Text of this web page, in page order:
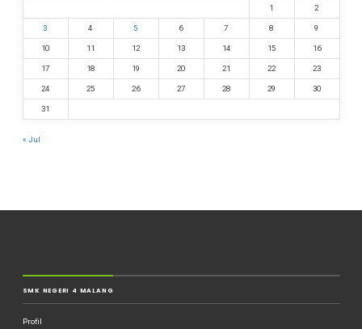
1 2
3 4 5 6 7 8 9
10 11 12 13 14 15 16
17 18 19 20 21 22 23
24 25 26 27 28 29 30
31
« Jul
SMK NEGERI 4 MALANG
Profil